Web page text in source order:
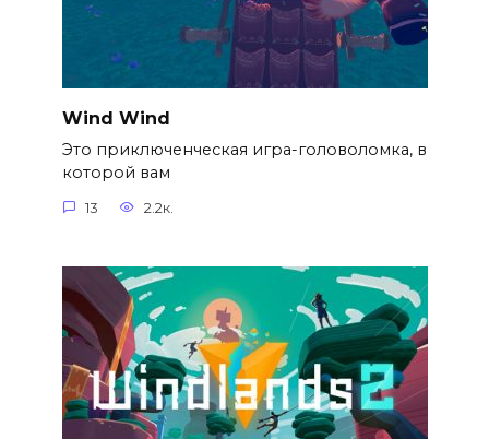
Wind Wind
Это приключенческая игра-головоломка, в
которой вам
13 2.2к.